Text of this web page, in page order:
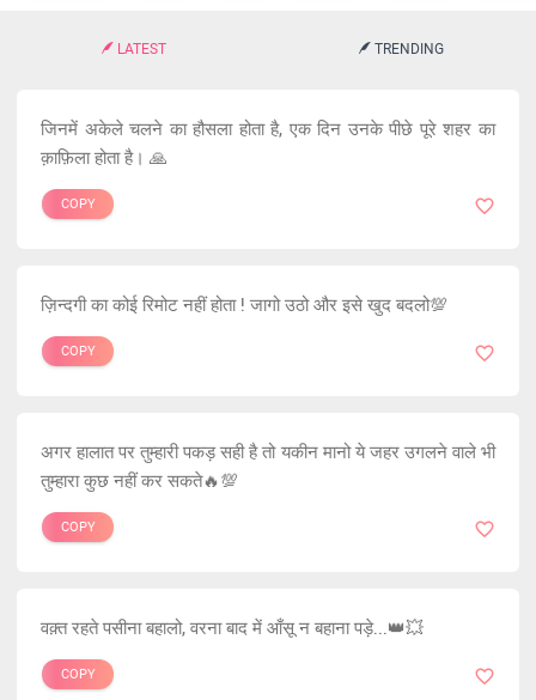
LATEST TRENDING
जिनमें अकेले चलने का हौसला होता है, एक दिन उनके पीछे पूरे शहर का
क़ाफ़िला होता है। 🙏
COPY
ज़िन्दगी का कोई रिमोट नहीं होता ! जागो उठो और इसे खुद बदलो💯
COPY
अगर हालात पर तुम्हारी पकड़ सही है तो यकीन मानो ये जहर उगलने वाले भी
तुम्हारा कुछ नहीं कर सकते🔥💯
COPY
वक़्त रहते पसीना बहालो, वरना बाद में आँसू न बहाना पड़े...👑💥
COPY